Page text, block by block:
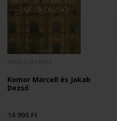
Komor Marcell és Jakab
Dezső
14 900 Ft